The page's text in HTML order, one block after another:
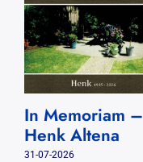
In Memoriam –
Henk Altena
31-07-2026